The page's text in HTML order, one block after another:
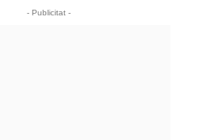
- Publicitat -